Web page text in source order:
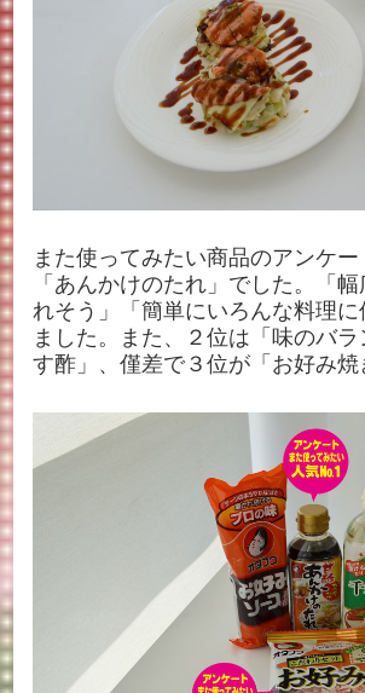
また使ってみたい商品のアンケ
「あんかけのたれ」でした。「
れそう」「簡単にいろんな料理
ました。また、２位は「味のバ
す酢」、僅差で３位が「お好み